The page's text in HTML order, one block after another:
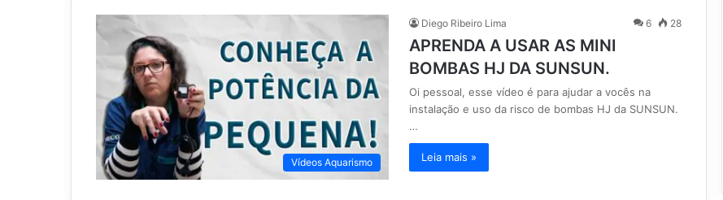
Vídeos Aquarismo
Diego Ribeiro Lima 6 28
APRENDA A USAR AS MINI
BOMBAS HJ DA SUNSUN.
Oi pessoal, esse vídeo é para ajudar a vocês na
instalação e uso da risco de bombas HJ da SUNSUN.
…
Leia mais »